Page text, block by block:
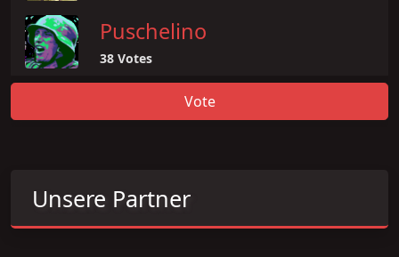
Puschelino
38 Votes
Vote
Unsere Partner